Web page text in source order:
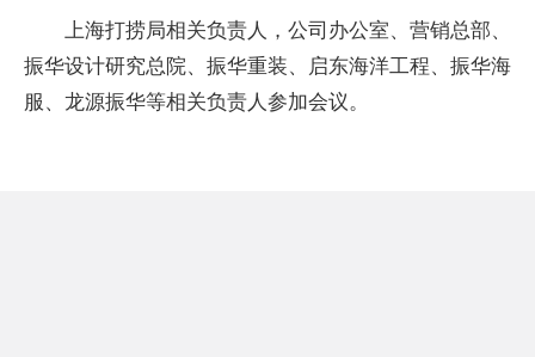
上海打捞局相关负责人，公司办公室、营销总部、
振华设计研究总院、振华重装、启东海洋工程、振华海
服、龙源振华等相关负责人参加会议。